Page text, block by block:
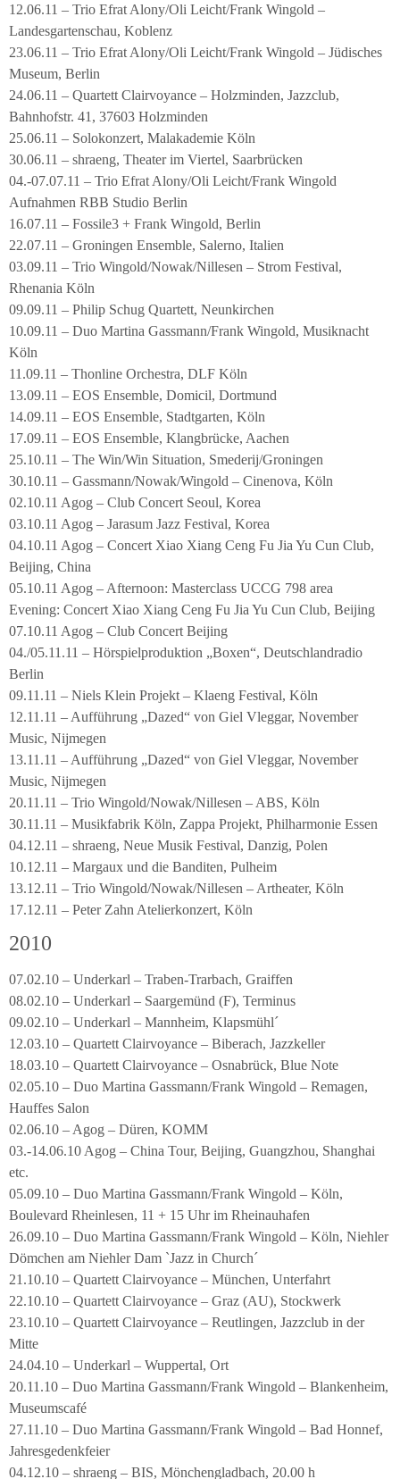
12.06.11 – Trio Efrat Alony/Oli Leicht/Frank Wingold –
Landesgartenschau, Koblenz
23.06.11 – Trio Efrat Alony/Oli Leicht/Frank Wingold – Jüdisches
Museum, Berlin
24.06.11 – Quartett Clairvoyance – Holzminden, Jazzclub,
Bahnhofstr. 41, 37603 Holzminden
25.06.11 – Solokonzert, Malakademie Köln
30.06.11 – shraeng, Theater im Viertel, Saarbrücken
04.-07.07.11 – Trio Efrat Alony/Oli Leicht/Frank Wingold
Aufnahmen RBB Studio Berlin
16.07.11 – Fossile3 + Frank Wingold, Berlin
22.07.11 – Groningen Ensemble, Salerno, Italien
03.09.11 – Trio Wingold/Nowak/Nillesen – Strom Festival,
Rhenania Köln
09.09.11 – Philip Schug Quartett, Neunkirchen
10.09.11 – Duo Martina Gassmann/Frank Wingold, Musiknacht
Köln
11.09.11 – Thonline Orchestra, DLF Köln
13.09.11 – EOS Ensemble, Domicil, Dortmund
14.09.11 – EOS Ensemble, Stadtgarten, Köln
17.09.11 – EOS Ensemble, Klangbrücke, Aachen
25.10.11 – The Win/Win Situation, Smederij/Groningen
30.10.11 – Gassmann/Nowak/Wingold – Cinenova, Köln
02.10.11 Agog – Club Concert Seoul, Korea
03.10.11 Agog – Jarasum Jazz Festival, Korea
04.10.11 Agog – Concert Xiao Xiang Ceng Fu Jia Yu Cun Club,
Beijing, China
05.10.11 Agog – Afternoon: Masterclass UCCG 798 area
Evening: Concert Xiao Xiang Ceng Fu Jia Yu Cun Club, Beijing
07.10.11 Agog – Club Concert Beijing
04./05.11.11 – Hörspielproduktion „Boxen“, Deutschlandradio
Berlin
09.11.11 – Niels Klein Projekt – Klaeng Festival, Köln
12.11.11 – Aufführung „Dazed“ von Giel Vleggar, November
Music, Nijmegen
13.11.11 – Aufführung „Dazed“ von Giel Vleggar, November
Music, Nijmegen
20.11.11 – Trio Wingold/Nowak/Nillesen – ABS, Köln
30.11.11 – Musikfabrik Köln, Zappa Projekt, Philharmonie Essen
04.12.11 – shraeng, Neue Musik Festival, Danzig, Polen
10.12.11 – Margaux und die Banditen, Pulheim
13.12.11 – Trio Wingold/Nowak/Nillesen – Artheater, Köln
17.12.11 – Peter Zahn Atelierkonzert, Köln
2010
07.02.10 – Underkarl – Traben-Trarbach, Graiffen
08.02.10 – Underkarl – Saargemünd (F), Terminus
09.02.10 – Underkarl – Mannheim, Klapsmühl´
12.03.10 – Quartett Clairvoyance – Biberach, Jazzkeller
18.03.10 – Quartett Clairvoyance – Osnabrück, Blue Note
02.05.10 – Duo Martina Gassmann/Frank Wingold – Remagen,
Hauffes Salon
02.06.10 – Agog – Düren, KOMM
03.-14.06.10 Agog – China Tour, Beijing, Guangzhou, Shanghai
etc.
05.09.10 – Duo Martina Gassmann/Frank Wingold – Köln,
Boulevard Rheinlesen, 11 + 15 Uhr im Rheinauhafen
26.09.10 – Duo Martina Gassmann/Frank Wingold – Köln, Niehler
Dömchen am Niehler Dam `Jazz in Church´
21.10.10 – Quartett Clairvoyance – München, Unterfahrt
22.10.10 – Quartett Clairvoyance – Graz (AU), Stockwerk
23.10.10 – Quartett Clairvoyance – Reutlingen, Jazzclub in der
Mitte
24.04.10 – Underkarl – Wuppertal, Ort
20.11.10 – Duo Martina Gassmann/Frank Wingold – Blankenheim,
Museumscafé
27.11.10 – Duo Martina Gassmann/Frank Wingold – Bad Honnef,
Jahresgedenkfeier
04.12.10 – shraeng – BIS, Mönchengladbach, 20.00 h